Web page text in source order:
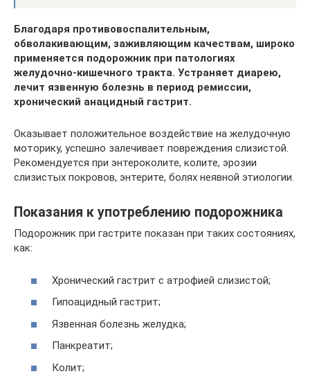
Благодаря противовоспалительным,
обволакивающим, заживляющим качествам, широко
применяется подорожник при патологиях
желудочно-кишечного тракта. Устраняет диарею,
лечит язвенную болезнь в период ремиссии,
хронический анацидный гастрит.
Оказывает положительное воздействие на желудочную
моторику, успешно залечивает повреждения слизистой.
Рекомендуется при энтероколите, колите, эрозии
слизистых покровов, энтерите, болях неявной этиологии.
Показания к употреблению подорожника
Подорожник при гастрите показан при таких состояниях,
как:
Хронический гастрит с атрофией слизистой;
Гипоацидный гастрит;
Язвенная болезнь желудка;
Панкреатит;
Колит;